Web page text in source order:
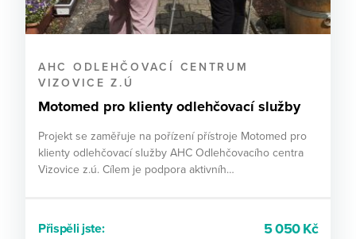
AHC ODLEHČOVACÍ CENTRUM
VIZOVICE Z.Ú
Motomed pro klienty odlehčovací služby
Projekt se zaměřuje na pořízení přístroje Motomed pro
klienty odlehčovací služby AHC Odlehčovacího centra
Vizovice z.ú. Cílem je podpora aktivníh…
Přispěli jste: 5 050 Kč